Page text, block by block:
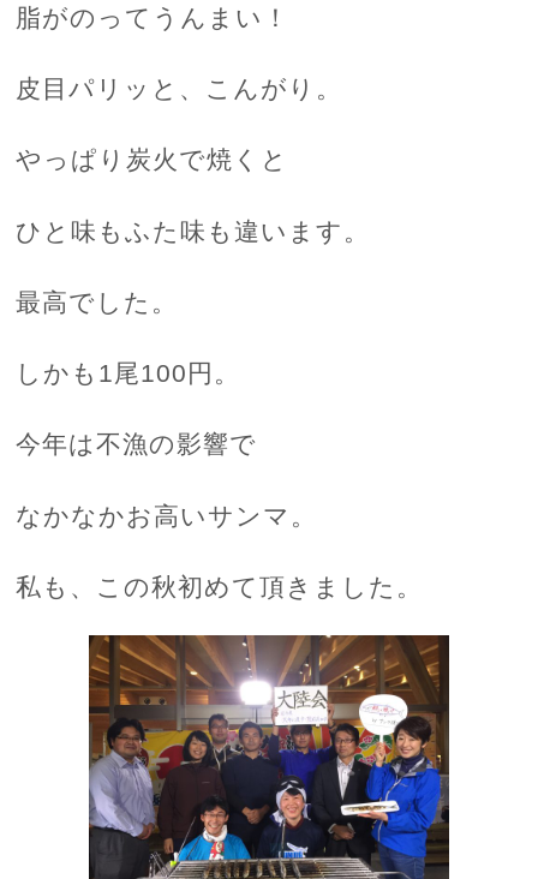
脂がのってうんまい！
皮目パリッと、こんがり。
やっぱり炭火で焼くと
ひと味もふた味も違います。
最高でした。
しかも1尾100円。
今年は不漁の影響で
なかなかお高いサンマ。
私も、この秋初めて頂きました。